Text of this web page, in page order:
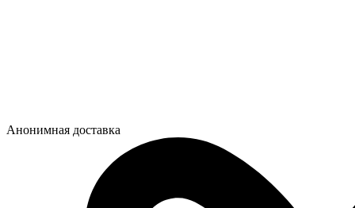
Анонимная доставка